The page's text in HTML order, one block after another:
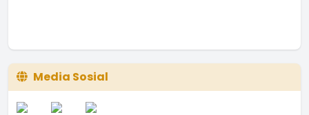
Media Sosial